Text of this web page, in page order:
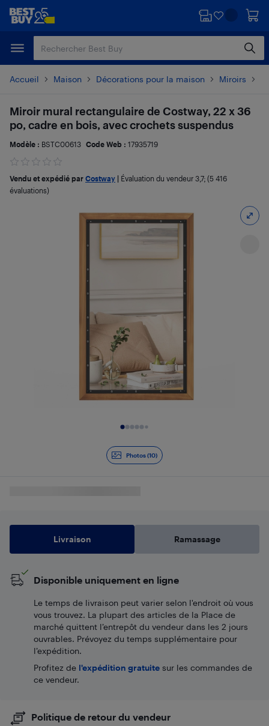
Passer
principal
Passer
Accueil Maison Décorations pour la maison Miroirs
Photos (10)
Miroir mural rectangulaire de Costway, 22 x 36
po, cadre en bois, avec crochets suspendus
Modèle : BSTC00613 Code Web : 17935719
Vendu et expédié par Costway Évaluation du vendeur 3,7; (5 416
évaluations)
Livraison Ramassage
Disponible uniquement en ligne
Le temps de livraison peut varier selon l'endroit où vous
vous trouvez. La plupart des articles de la Place de
marché quittent l’entrepôt du vendeur dans les 2 jours
ouvrables. Prévoyez du temps supplémentaire pour
l’expédition.
Profitez de l'expédition gratuite sur les commandes de
ce vendeur.
Politique de retour du vendeur